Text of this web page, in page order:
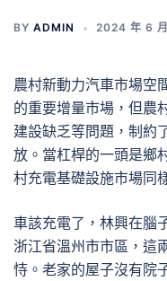
BY ADMIN 2024 年 6
農村新動力汽車市場空
的重要增量市場，但農
建設缺乏等問題，制約
放。當杠桿的一頭是鄉
村充電基礎設施市場同
車該充電了，林興在腦
浙江省溫州市市區，這
恃。老家的屋子沒有院